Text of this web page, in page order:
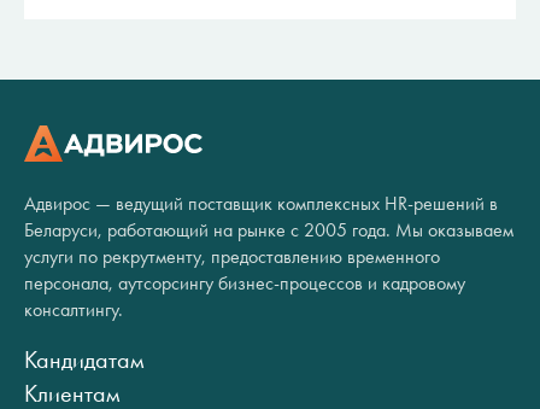
Адвирос — ведущий поставщик комплексных HR-решений в
Беларуси, работающий на рынке с 2005 года. Мы оказываем
услуги по рекрутменту, предоставлению временного
персонала, аутсорсингу бизнес-процессов и кадровому
консалтингу.
Кандидатам
Клиентам